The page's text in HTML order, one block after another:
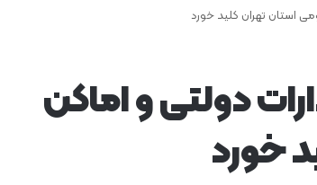
استان تهران کلید خورد
دولتی و اماکن
خورد